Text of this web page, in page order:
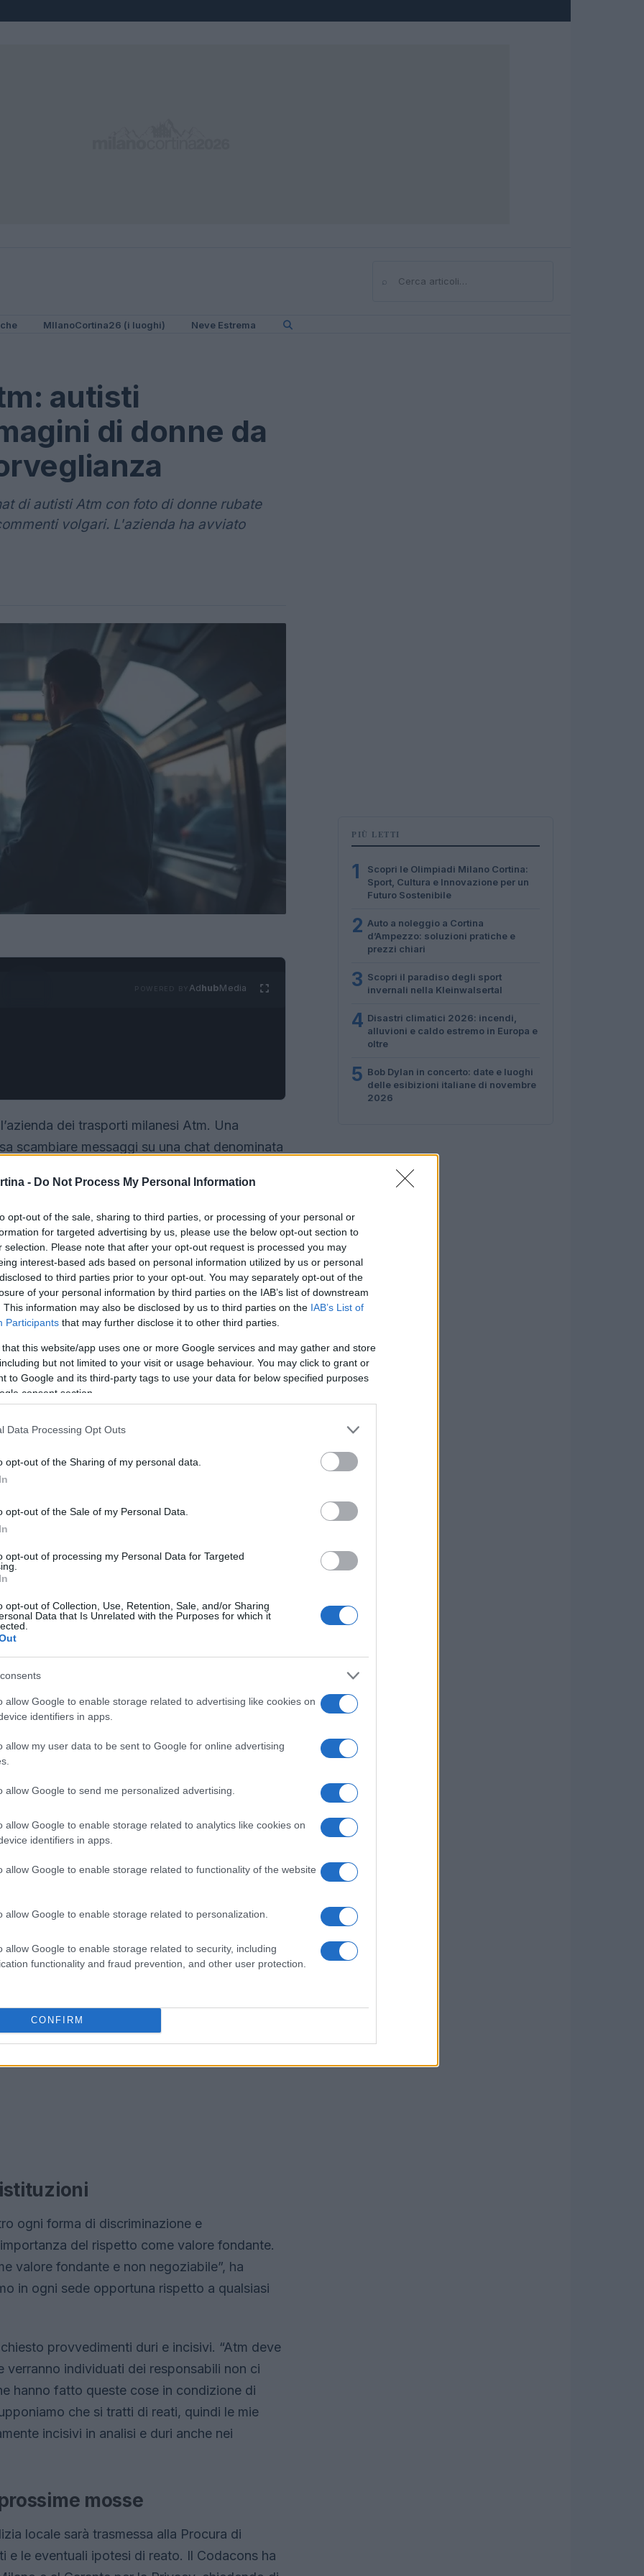
- Do Not Process My Personal Information
opt-out of the sale, sharing to third parties, or processing of your personal or
for targeted advertising by us, please use the below opt-out section to
selection. Please note that after your opt-out request is processed you may
interest-based ads based on personal information utilized by us or personal
to third parties prior to your opt-out. You may separately opt-out of the
of your personal information by third parties on the IAB’s list of downstream
This information may also be disclosed by us to third parties on the IAB’s List of
Participants that may further disclose it to other third parties.
that this website/app uses one or more Google services and may gather and store
but not limited to your visit or usage behaviour. You may click to grant or
to Google and its third-party tags to use your data for below specified purposes
consent section.
Data Processing Opt Outs
opt-out of the Sharing of my personal data.
opt-out of the Sale of my Personal Data.
opt-out of processing my Personal Data for Targeted
opt-out of Collection, Use, Retention, Sale, and/or Sharing
Data that Is Unrelated with the Purposes for which it
allow Google to enable storage related to advertising like cookies on
identifiers in apps.
allow my user data to be sent to Google for online advertising
allow Google to send me personalized advertising.
allow Google to enable storage related to analytics like cookies on
identifiers in apps.
allow Google to enable storage related to functionality of the website
allow Google to enable storage related to personalization.
allow Google to enable storage related to security, including
functionality and fraud prevention, and other user protection.
CONFIRM
⌕Cerca
MIlanoCortina26 (i luoghi) Neve Estrema
autisti
di donne da
di autisti Atm con foto di donne rubate
volgari. L'azienda ha avviato
AdhubMedia
dei trasporti milanesi Atm. Una
scambiare messaggi su una chat denominata
dalle telecamere di sorveglianza dei
sessisti e volgari, hanno scatenato
di una viaggiatrice che, mentre era sul tram
messaggi con colleghi. Le immagini,
ignare, erano state estratte dai sistemi di
denominata “Staff Ticinese”, conteneva
sul corpo delle donne ritratte.
contattato l’attivista Carlotta Vagnoli, che ha
ha risposto immediatamente, avviando
durissima” contro i responsabili. Atm
e un esposto al Garante della Privacy.
di essere riprese vengono scambiati e
ha commentato Vagnoli,
technology facilitated gender based
ha definito l’accaduto un “Letamaio
ogni forma di discriminazione e
del rispetto come valore fondante.
valore fondante e non negoziabile”, ha
in ogni sede opportuna rispetto a qualsiasi
provvedimenti duri e incisivi. “Atm deve
verranno individuati dei responsabili non ci
hanno fatto queste cose in condizione di
che si tratti di reati, quindi le mie
incisivi in analisi e duri anche nei
mosse
locale sarà trasmessa alla Procura di
e le eventuali ipotesi di reato. Il Codacons ha
PIÙ LETTI
1
Scopri le Olimpiadi Milano Cortina:
Sport, Cultura e Innovazione per un
Futuro Sostenibile
2 Auto a noleggio a Cortina
d’Ampezzo: soluzioni pratiche e
prezzi chiari
3 Scopri il paradiso degli sport
invernali nella Kleinwalsertal
4 Disastri climatici 2026: incendi,
alluvioni e caldo estremo in Europa e
oltre
5 Bob Dylan in concerto: date e luoghi
delle esibizioni italiane di novembre
2026